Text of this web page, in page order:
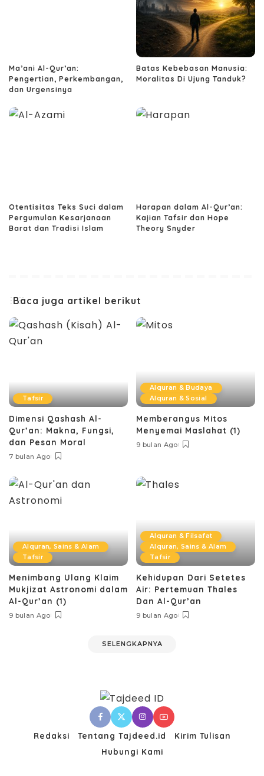
Ma’ani Al-Qur’an:
Pengertian, Perkembangan,
dan Urgensinya
Batas Kebebasan Manusia:
Moralitas Di Ujung Tanduk?
Otentisitas Teks Suci dalam
Pergumulan Kesarjanaan
Barat dan Tradisi Islam
Harapan dalam Al-Qur’an:
Kajian Tafsir dan Hope
Theory Snyder
Baca juga artikel berikut
Tafsir
Dimensi Qashash Al-
Qur’an: Makna, Fungsi,
dan Pesan Moral
7 bulan Ago
Alquran & Budaya
Alquran & Sosial
Memberangus Mitos
Menyemai Maslahat (1)
9 bulan Ago
Alquran, Sains & Alam
Tafsir
Menimbang Ulang Klaim
Mukjizat Astronomi dalam
Al-Qur’an (1)
9 bulan Ago
Alquran & Filsafat
Alquran, Sains & Alam
Tafsir
Kehidupan Dari Setetes
Air: Pertemuan Thales
Dan Al-Qur’an
9 bulan Ago
SELENGKAPNYA
Redaksi Tentang Tajdeed.id
Kirim Tulisan
Hubungi Kami